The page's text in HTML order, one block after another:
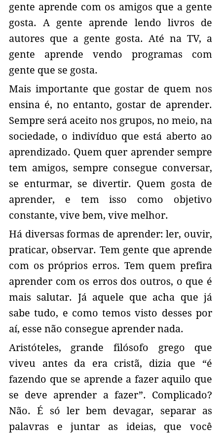
gente aprende com os amigos que a gente
gosta. A gente aprende lendo livros de
autores que a gente gosta. Até na TV, a
gente aprende vendo programas com
gente que se gosta.
Mais importante que gostar de quem nos
ensina é, no entanto, gostar de aprender.
Sempre será aceito nos grupos, no meio, na
sociedade, o indivíduo que está aberto ao
aprendizado. Quem quer aprender sempre
tem amigos, sempre consegue conversar,
se enturmar, se divertir. Quem gosta de
aprender, e tem isso como objetivo
constante, vive bem, vive melhor.
Há diversas formas de aprender: ler, ouvir,
praticar, observar. Tem gente que aprende
com os próprios erros. Tem quem prefira
aprender com os erros dos outros, o que é
mais salutar. Já aquele que acha que já
sabe tudo, e como temos visto desses por
aí, esse não consegue aprender nada.
Aristóteles, grande filósofo grego que
viveu antes da era cristã, dizia que “é
fazendo que se aprende a fazer aquilo que
se deve aprender a fazer”. Complicado?
Não. É só ler bem devagar, separar as
palavras e juntar as ideias, que você